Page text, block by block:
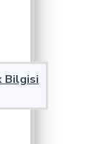
Bilgisi